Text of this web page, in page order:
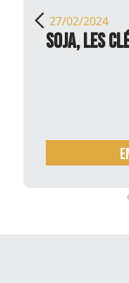
27/02/2024
Soja, les